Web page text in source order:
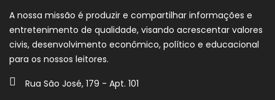
A nossa missão é produzir e compartilhar informações e
entretenimento de qualidade, visando acrescentar valores
civis, desenvolvimento econômico, político e educacional
para os nossos leitores.
Rua São José, 179 - Apt. 101